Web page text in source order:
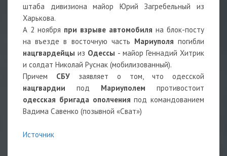
штаба дивизиона майор Юрий Загребельный из
Харькова.
А 2 ноября при взрыве автомобиля на блок-посту
на въезде в восточную часть Мариуполя погибли
нацгвардейцы из Одессы - майор Геннадий Хитрик
и солдат Николай Руснак (мобилизованный).
Причем СБУ заявляет о том, что одесской
нацгвардии под Мариуполем противостоит
одесская бригада ополчения под командованием
Вадима Савенко (позывной «Сват»)
Источник